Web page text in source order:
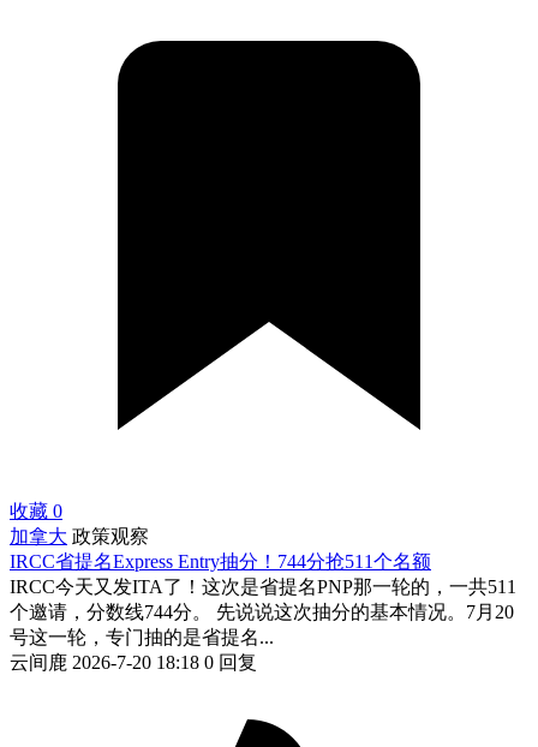
收藏 0
加拿大 政策观察
IRCC省提名Express Entry抽分！744分抢511个名额
IRCC今天又发ITA了！这次是省提名PNP那一轮的，一共511
个邀请，分数线744分。 先说说这次抽分的基本情况。7月20
号这一轮，专门抽的是省提名...
云间鹿 2026-7-20 18:18 0 回复